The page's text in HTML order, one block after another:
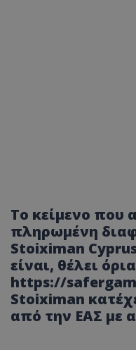
Το κείμενο που
πληρωμένη
Stoiximan
είναι, θέλει
https://
Stoiximan
από την ΕΑΣ με